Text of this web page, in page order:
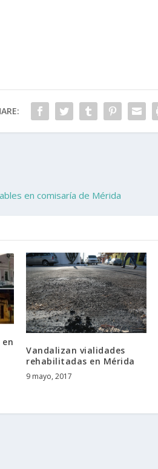
en comisaría de Mérida
Vandalizan vialidades
rehabilitadas en Mérida
9 mayo, 2017